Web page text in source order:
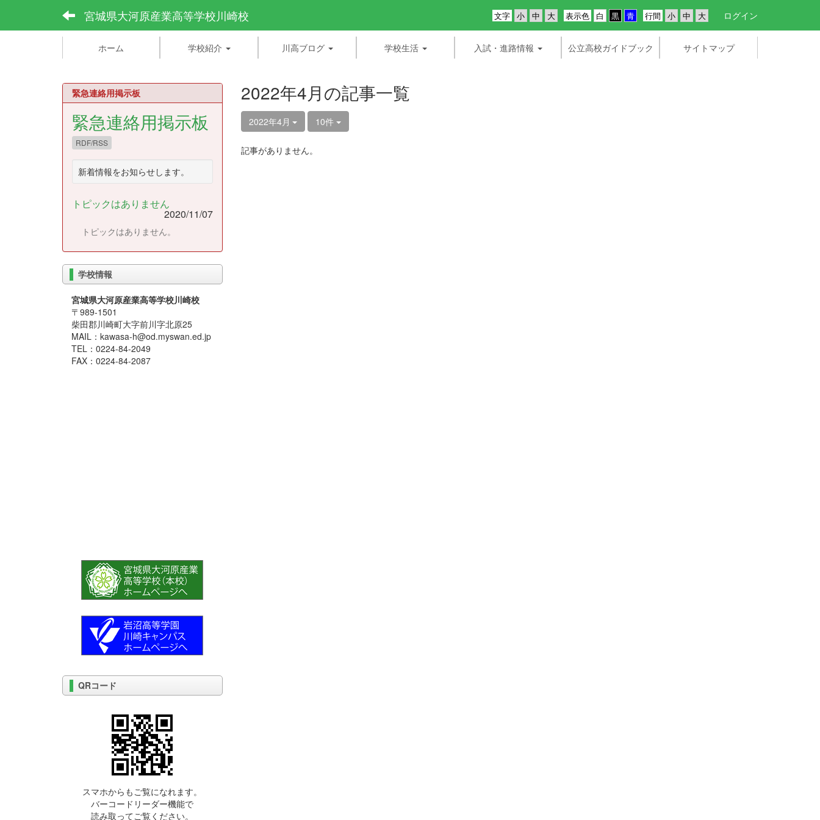
宮城県大河原産業高等学校川崎校 行間
表示色
文字 ログイン
ホーム 学校紹介 川高ブログ 学校生活 入試・進路情報 公立高校ガイドブック サイトマップ
2022年4月の記事一覧
2022年4月 10件
記事がありません。
緊急連絡用掲示板
緊急連絡用掲示板
RDF/RSS
新着情報をお知らせします。
トピックはありません
2020/11/07
トピックはありません。
学校情報
宮城県大河原産業高等学校川崎校
〒989-1501
柴田郡川崎町大字前川字北原25
MAIL：kawasa-h@od.myswan.ed.jp
TEL：0224-84-2049
FAX：0224-84-2087
QRコード
スマホからもご覧になれます。
バーコードリーダー機能で
読み取ってご覧ください。